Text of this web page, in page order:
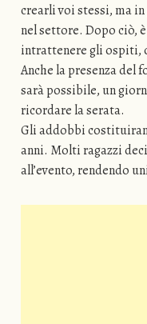
crearli voi stessi, ma
nel settore. Dopo ciò,
intrattenere gli ospiti,
Anche la presenza del
sarà possibile, un
ricordare la serata.
Gli addobbi
anni. Molti ragazzi
all’evento, rendendo